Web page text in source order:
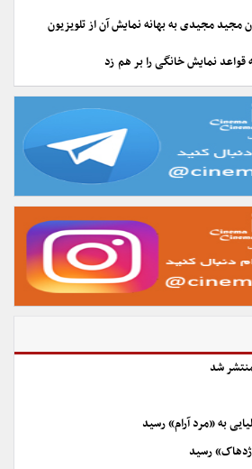
مجید مجیدی به بهانه نمایش آن از تلویزیون
نمایش خانگی را بر هم زد
شد
به «مرد آرام» رسید
رسید